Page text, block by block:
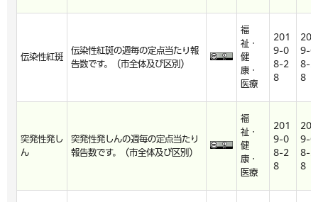
伝染性紅斑
伝染性紅斑の週毎の定点当たり報
告数です。（市全体及び区別）
福
祉・
健
康・
医療
201
9-0
8-2
8
201
9-0
8-2
8
突発性発し
ん
突発性発しんの週毎の定点当たり
報告数です。（市全体及び区別）
福
祉・
健
康・
医療
201
9-0
8-2
8
201
9-0
8-2
8